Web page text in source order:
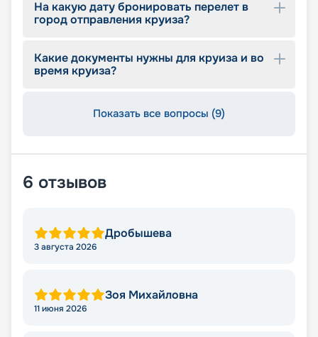
На какую дату бронировать перелет в
город отправления круиза?
Какие документы нужны для круиза и во
время круиза?
Показать все вопросы (9)
6 отзывов
Дробышева
3 августа 2026
Зоя Михайловна
11 июня 2026